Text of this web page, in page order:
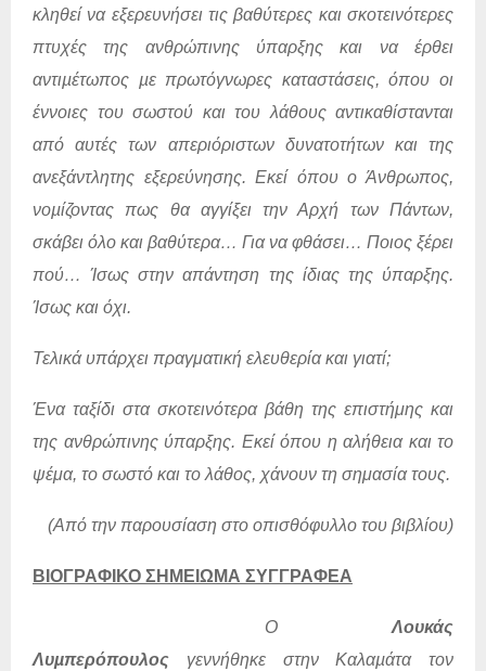
κληθεί να εξερευνήσει τις βαθύτερες και σκοτεινότερες
πτυχές της ανθρώπινης ύπαρξης και να έρθει
αντιµέτωπος µε πρωτόγνωρες καταστάσεις, όπου οι
έννοιες του σωστού και του λάθους αντικαθίστανται
από αυτές των απεριόριστων δυνατοτήτων και της
ανεξάντλητης εξερεύνησης. Εκεί όπου ο Άνθρωπος,
νοµίζοντας πως θα αγγίξει την Αρχή των Πάντων,
σκάβει όλο και βαθύτερα… Για να φθάσει… Ποιος ξέρει
πού… Ίσως στην απάντηση της ίδιας της ύπαρξης.
Ίσως και όχι.
Τελικά υπάρχει πραγματική ελευθερία και γιατί;
Ένα ταξίδι στα σκοτεινότερα βάθη της επιστήμης και
της ανθρώπινης ύπαρξης. Εκεί όπου η αλήθεια και το
ψέμα, το σωστό και το λάθος, χάνουν τη σημασία τους.
(Από την παρουσίαση στο οπισθόφυλλο του βιβλίου)
ΒΙΟΓΡΑΦΙΚΟ ΣΗΜΕΙΩΜΑ ΣΥΓΓΡΑΦΕΑ
Ο Λουκάς
Λυµπερόπουλος γεννήθηκε στην Καλαµάτα τον